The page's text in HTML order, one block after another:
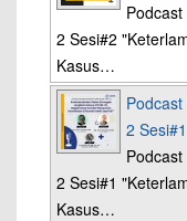
2 Sesi#2
Kasus…
2 Sesi#1
2 Sesi#1
Kasus…